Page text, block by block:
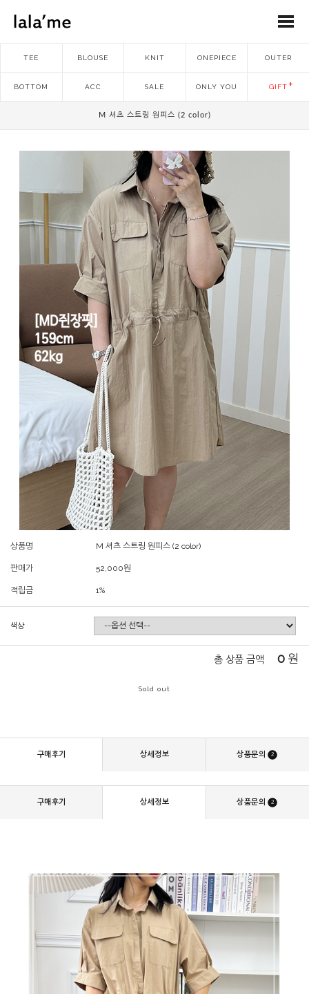
TEE BLOUSE KNIT ONEPIECE OUTER
BOTTOM ACC SALE ONLY YOU GIFT
M 셔츠 스트링 원피스 (2 color)
상품명 M 셔츠 스트링 원피스 (2 color)
판매가 52,000원
적립금 1%
색상
총 상품 금액 0 원
Sold out
구매후기 상세정보 상품문의 2
구매후기 상세정보 상품문의 2